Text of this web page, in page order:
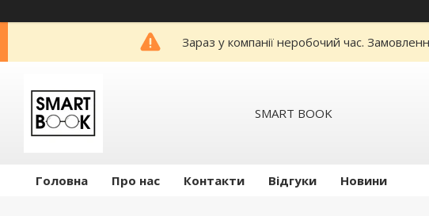
Зараз у компанії неробочий час.
SMART BOOK
Головна Про нас Контакти Відгуки Новини